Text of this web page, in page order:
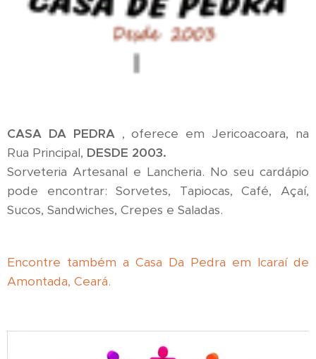
CASA DA PEDRA , oferece em Jericoacoara, na
Rua Principal, DESDE 2003.
Sorveteria Artesanal e Lancheria. No seu cardápio
pode encontrar: Sorvetes, Tapiocas, Café, Açaí,
Sucos, Sandwiches, Crepes e Saladas.
Encontre também a Casa Da Pedra em Icaraí de
Amontada, Ceará.